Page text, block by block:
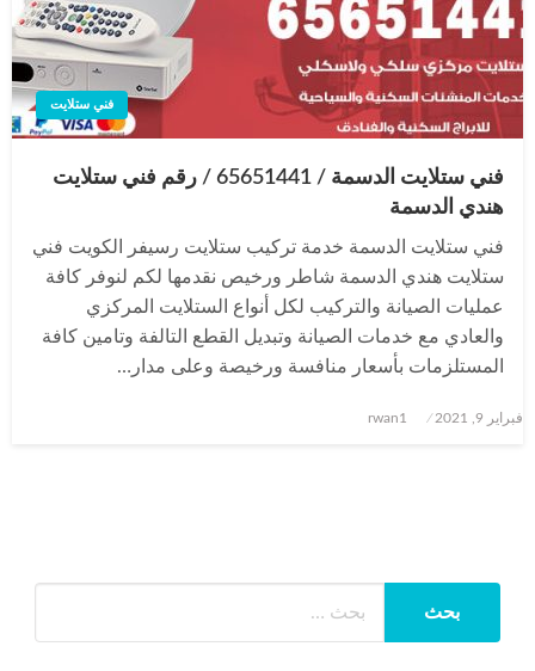
فني ستلايت
فني ستلايت الدسمة / 65651441 / رقم فني ستلايت
هندي الدسمة
فني ستلايت الدسمة خدمة تركيب ستلايت رسيفر الكويت فني
ستلايت هندي الدسمة شاطر ورخيص نقدمها لكم لنوفر كافة
عمليات الصيانة والتركيب لكل أنواع الستلايت المركزي
والعادي مع خدمات الصيانة وتبديل القطع التالفة وتامين كافة
المستلزمات بأسعار منافسة ورخيصة وعلى مدار…
نُشر
فبراير 9, 2021 rwan1